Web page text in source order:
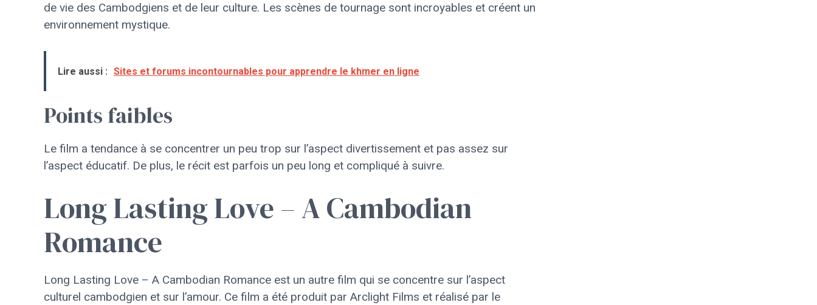
de vie des Cambodgiens et de leur culture. Les scènes de tournage sont incroyables et créent un
environnement mystique.
Lire aussi : Sites et forums incontournables pour apprendre le khmer en ligne
Points faibles
Le film a tendance à se concentrer un peu trop sur l’aspect divertissement et pas assez sur
l’aspect éducatif. De plus, le récit est parfois un peu long et compliqué à suivre.
Long Lasting Love – A Cambodian
Romance
Long Lasting Love – A Cambodian Romance est un autre film qui se concentre sur l’aspect
culturel cambodgien et sur l’amour. Ce film a été produit par Arclight Films et réalisé par le